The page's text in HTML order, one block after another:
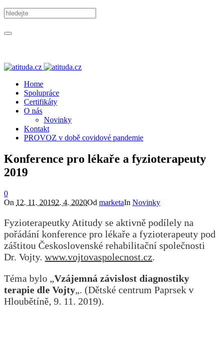
Home
Spolupráce
Certifikáty
O nás
Novinky
Kontakt
PROVOZ v době covidové pandemie
Konference pro lékaře a fyzioterapeuty
2019
0
On 12. 11. 20192. 4. 2020Od marketaIn Novinky
Fyzioterapeutky Atitudy se aktivně podílely na
pořádání konference pro lékaře a fyzioterapeuty pod
záštitou Československé rehabilitační společnosti
Dr. Vojty. www.vojtovaspolecnost.cz.
Téma bylo „Vzájemná závislost diagnostiky
terapie dle Vojty„. (Dětské centrum Paprsek v
Hloubětíně, 9. 11. 2019).